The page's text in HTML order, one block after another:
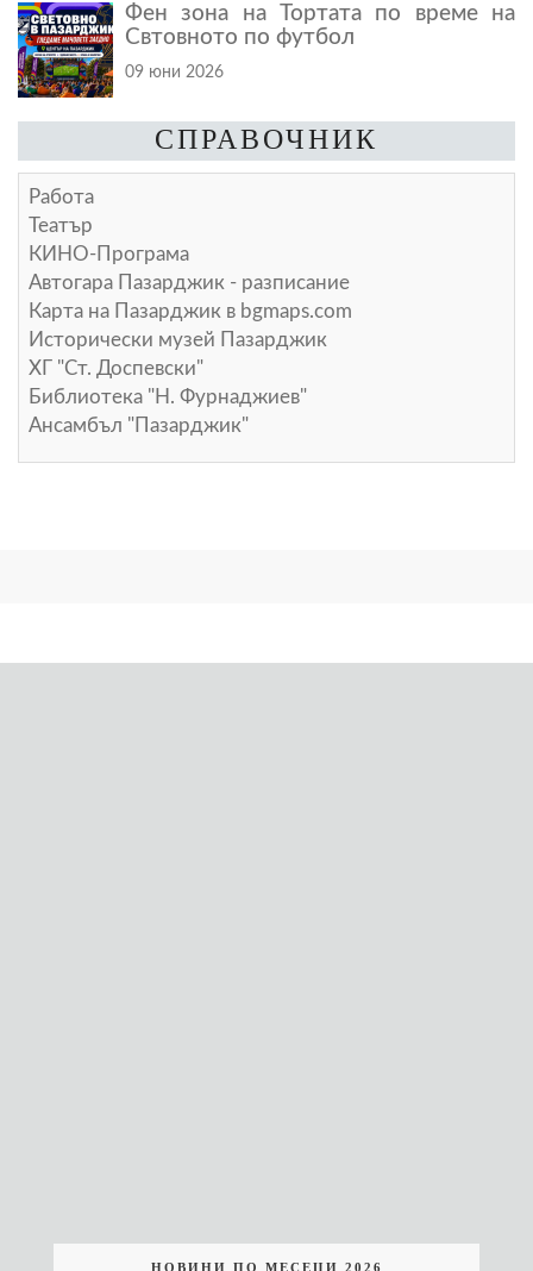
Фен зона на Тортата по време на
Свтовното по футбол
09 юни 2026
СПРАВОЧНИК
Работа
Театър
КИНО-Програма
Автогара Пазарджик - разписание
Карта на Пазарджик в bgmaps.com
Исторически музей Пазарджик
ХГ "Ст. Доспевски"
Библиотека "Н. Фурнаджиев"
Ансамбъл "Пазарджик"
НОВИНИ ПО МЕСЕЦИ 2026